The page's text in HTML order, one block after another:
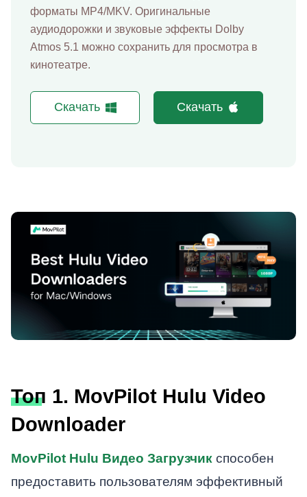
форматы MP4/MKV. Оригинальные
аудиодорожки и звуковые эффекты Dolby
Atmos 5.1 можно сохранить для просмотра в
кинотеатре.
Скачать Скачать
Топ 1. MovPilot Hulu Video
Downloader
MovPilot Hulu Видео Загрузчикспособен
предоставить пользователям эффективный